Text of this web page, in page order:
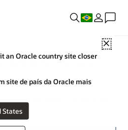
Close
an Oracle country site closer
site de país da Oracle mais
States
MERN? Guia e
de conteúdo | 30 de janeiro